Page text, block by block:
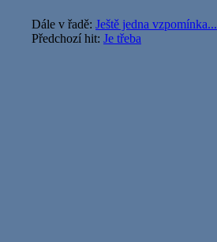
Dále v řadě: Ještě jedna vzpomínka...
Předchozí hit: Je třeba